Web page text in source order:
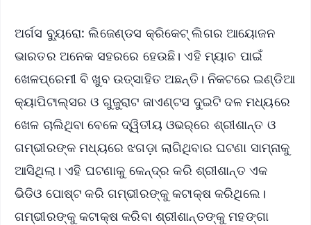
ଅର୍ଗସ ବ୍ୟୁରୋ: ଲିଜେଣ୍ଡସ କ୍ରିକେଟ୍‌ ଲିଗର ଆୟୋଜନ
ଭାରତର ଅନେକ ସହରରେ ହେଉଛି। ଏହି ମ୍ୟାଚ ପାଇଁ
ଖେଳପ୍ରେମୀ ବି ଖୁବ ଉତ୍ସାହିତ ଅଛନ୍ତି। ନିକଟରେ ଇଣ୍ଡିଆ
କ୍ୟାପିଟାଲ୍ସର ଓ ଗୁଜୁରାଟ ଜାଏଣ୍ଟସ ଦୁଇଟି ଦଳ ମଧ୍ୟରେ
ଖେଳ ଚାଲିଥିବା ବେଳେ ଦ୍ୱିତୀୟ ଓଭର୍‌ରେ ଶ୍ରୀଶାନ୍ତ ଓ
ଗମ୍ଭୀରଙ୍କ ମଧ୍ୟରେ ଝଗଡ଼ା ଲାଗିଥିବ‌ାର ଘଟଣା ସାମ୍ନାକୁ
ଆସିଥିଲା। ଏହି ଘଟଣାକୁ କେନ୍ଦ୍ର କରି ଶ୍ରୀଶାନ୍ତ ଏକ
ଭିଡିଓ ପୋଷ୍ଟ କରି ଗମ୍ଭୀରଙ୍କୁ କଟାକ୍ଷ କରିଥିଲେ।
ଗମ୍ଭୀରଙ୍କୁ କଟାକ୍ଷ କରିବା ଶ୍ରୀଶାନ୍ତଙ୍କୁ ମହଙ୍ଗା